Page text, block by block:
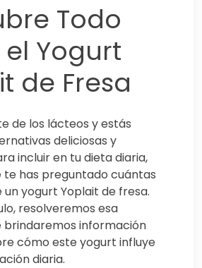
Todo
Yogurt
de Fresa
de los lácteos y estás
deliciosas y
incluir en tu dieta diaria,
has preguntado cuántas
yogurt Yoplait de fresa.
resolveremos esa
brindaremos información
cómo este yogurt influye
diaria.